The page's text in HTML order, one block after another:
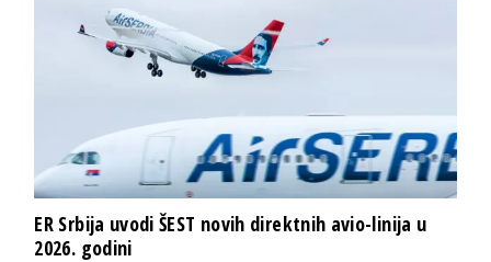
ER Srbija uvodi ŠEST novih direktnih avio-linija u
2026. godini